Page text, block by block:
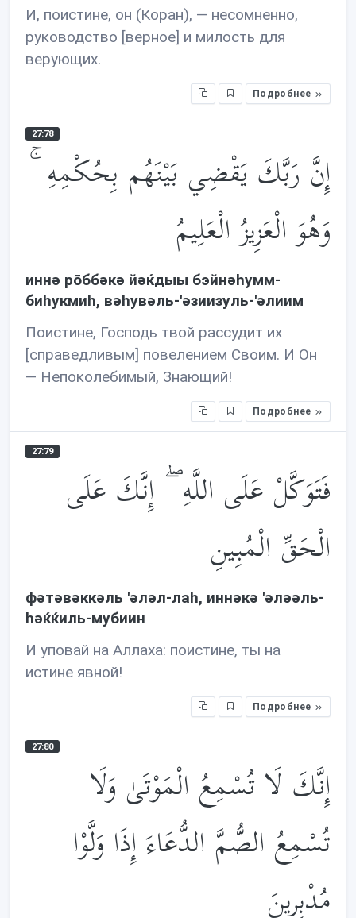
И, поистине, он (Коран), — несомненно,
руководство [верное] и милость для
верующих.
Подробнее
27:78
إِنَّ رَبَّكَ يَقْضِي بَيْنَهُم بِحُكْمِهِ ۚ
وَهُوَ الْعَزِيزُ الْعَلِيمُ
иннə рōббəкə йəќдыы бэйнəhумм-
биhукмиh, вəhувəль-'əзиизуль-'əлиим
Поистине, Господь твой рассудит их
[справедливым] повелением Своим. И Он
— Непоколебимый, Знающий!
Подробнее
27:79
فَتَوَكَّلْ عَلَى اللَّهِ ۖ إِنَّكَ عَلَى
الْحَقِّ الْمُبِينِ
фəтəвəккəль 'əлəл-лаh, иннəкə 'əлəəль-
həќќиль-мубиин
И уповай на Аллаха: поистине, ты на
истине явной!
Подробнее
27:80
إِنَّكَ لَا تُسْمِعُ الْمَوْتَىٰ وَلَا
تُسْمِعُ الصُّمَّ الدُّعَاءَ إِذَا وَلَّوْا
مُدْبِرِينَ